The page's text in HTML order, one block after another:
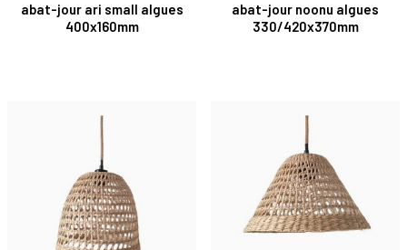
abat-jour ari small algues
400x160mm
abat-jour noonu algues
330/420x370mm